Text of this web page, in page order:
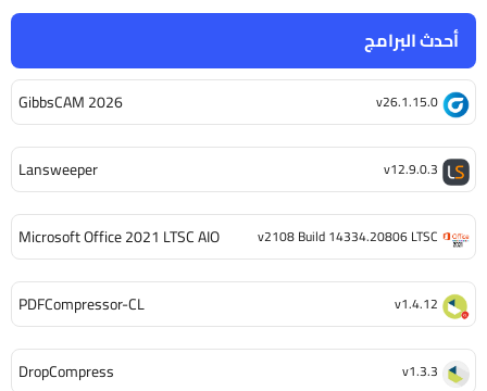
أحدث البرامج
GibbsCAM 2026 v26.1.15.0
Lansweeper v12.9.0.3
Microsoft Office 2021 LTSC AIO v2108 Build 14334.20806 LTSC
PDFCompressor-CL v1.4.12
DropCompress v1.3.3